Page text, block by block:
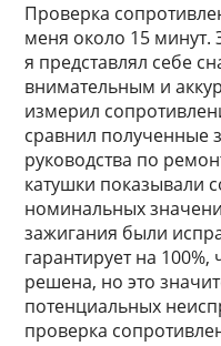
Проверка
меня около 15 минут.
я представлял себе
внимательным и
измерил
сравнил полученные
руководства по
катушки показывали
номинальных
зажигания были
гарантирует на
решена, но это
потенциальных
проверка